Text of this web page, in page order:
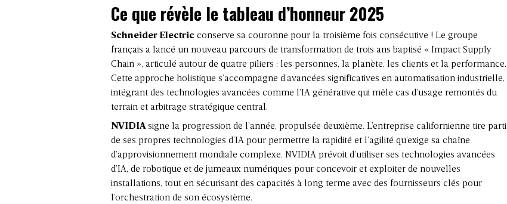
Ce que révèle le tableau d’honneur 2025
Schneider Electric conserve sa couronne pour la troisième fois consécutive ! Le groupe
français a lancé un nouveau parcours de transformation de trois ans baptisé « Impact Supply
Chain », articulé autour de quatre piliers : les personnes, la planète, les clients et la performance.
Cette approche holistique s’accompagne d’avancées significatives en automatisation industrielle,
intégrant des technologies avancées comme l’IA générative qui mêle cas d’usage remontés du
terrain et arbitrage stratégique central.
NVIDIAsigne la progression de l’année, propulsée deuxième. L’entreprise californienne tire parti
de ses propres technologies d’IA pour permettre la rapidité et l’agilité qu’exige sa chaîne
d’approvisionnement mondiale complexe. NVIDIA prévoit d’utiliser ses technologies avancées
d’IA, de robotique et de jumeaux numériques pour concevoir et exploiter de nouvelles
installations, tout en sécurisant des capacités à long terme avec des fournisseurs clés pour
l’orchestration de son écosystème.